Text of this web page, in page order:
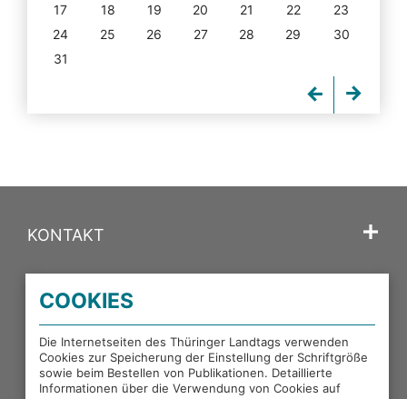
17
18 19 20 21 22
23
24
25 26 27 28 29
30
31
KONTAKT
PORTALE DES THÜRINGER LANDTAGS
EXTERNE LINKS
COOKIES
Die Internetseiten des Thüringer Landtags verwenden
Cookies zur Speicherung der Einstellung der Schriftgröße
sowie beim Bestellen von Publikationen. Detaillierte
Informationen über die Verwendung von Cookies auf